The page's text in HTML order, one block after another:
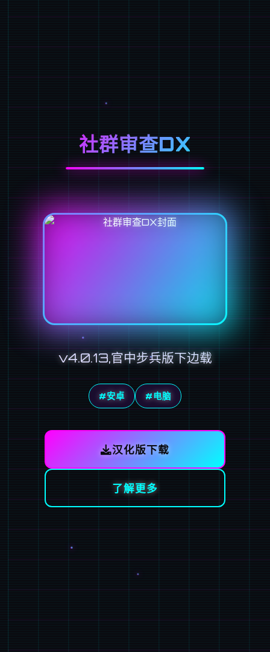
社群审查DX
v4.0.13,官中步兵版下边载
#安卓 #电脑
汉化版下载
了解更多